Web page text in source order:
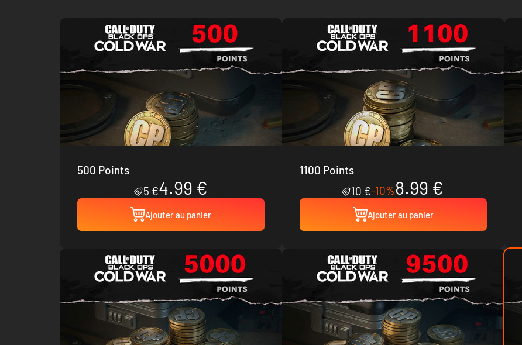
500 Points
5 €4.99 €
Ajouter au panier
1100 Points
10 €-10%8.99 €
Ajouter au panier